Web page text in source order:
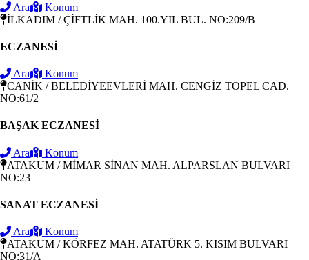
Ara
Konum
İLKADIM / ÇİFTLİK MAH. 100.YIL BUL. NO:209/B
ECZANESİ
Ara
Konum
CANİK / BELEDİYEEVLERİ MAH. CENGİZ TOPEL CAD.
NO:61/2
BAŞAK ECZANESİ
Ara
Konum
ATAKUM / MİMAR SİNAN MAH. ALPARSLAN BULVARI
NO:23
SANAT ECZANESİ
Ara
Konum
ATAKUM / KÖRFEZ MAH. ATATÜRK 5. KISIM BULVARI
NO:31/A